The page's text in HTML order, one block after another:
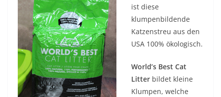
ist diese
klumpenbildende
Katzenstreu aus den
USA 100% ökologisch.
World’s Best Cat
Litter bildet kleine
Klumpen, welche